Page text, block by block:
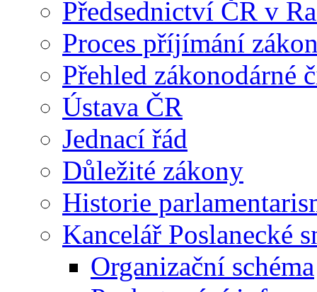
Předsednictví ČR v
Proces příjímání
Přehled zákonodárné
Ústava ČR
Jednací řád
Důležité zákony
Historie
Kancelář Poslanecké
Organizační schéma